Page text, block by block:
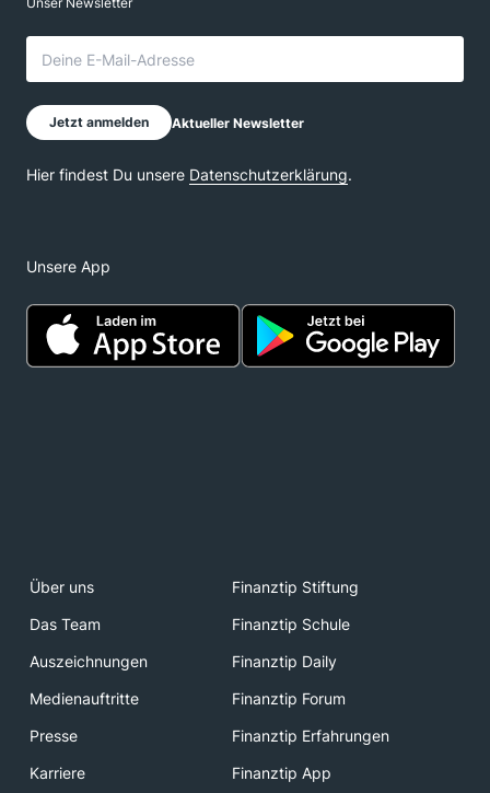
Unsere App
Über uns
Finanztip Stiftung
Das Team
Finanztip Schule
Auszeichnungen
Finanztip Daily
Medienauftritte
Finanztip Forum
Presse
Finanztip Erfahrungen
Karriere
Finanztip App